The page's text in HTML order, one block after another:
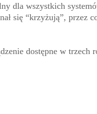
dla wszystkich
się “krzyżują”, przez
dostępne w